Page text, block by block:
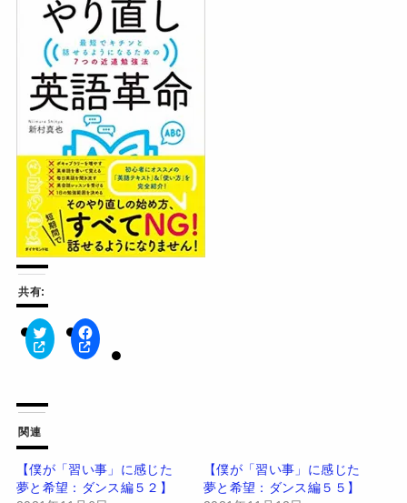
共有:
ク
リ
て
T
w
i
t
t
e
r
F
a
有
す
る
関連
【僕が「習い事」に感じた
夢と希望：ダンス編５２】
【僕が「習い事」に感じた
夢と希望：ダンス編５５】